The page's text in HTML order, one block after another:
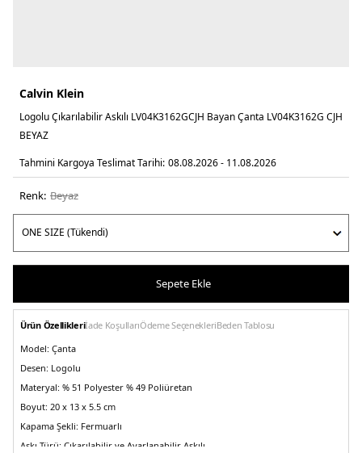
Calvin Klein
Logolu Çıkarılabilir Askılı LV04K3162GCJH Bayan Çanta LV04K3162G CJH
BEYAZ
Tahmini Kargoya Teslimat Tarihi: 08.08.2026 - 11.08.2026
Renk: beyaz
Sepete Ekle
Ürün Özellikleriİade KoşullarıÖdeme SeçenekleriBeden Tablosu
Model: Çanta
Desen: Logolu
Materyal: % 51 Polyester % 49 Poliüretan
Boyut: 20 x 13 x 5.5 cm
Kapama Şekli: Fermuarlı
Askı Türü: Çıkarılabilir ve Ayarlanabilir Askılı